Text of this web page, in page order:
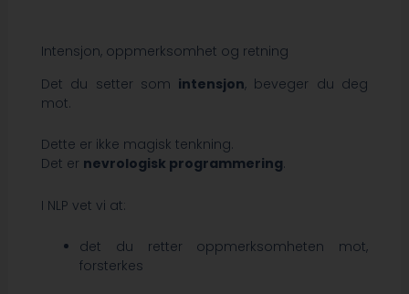
Intensjon, oppmerksomhet og retning
Det du setter som intensjon, beveger du deg
mot.
Dette er ikke magisk tenkning.
Det er nevrologisk programmering.
I NLP vet vi at:
det du retter oppmerksomheten mot,
forsterkes